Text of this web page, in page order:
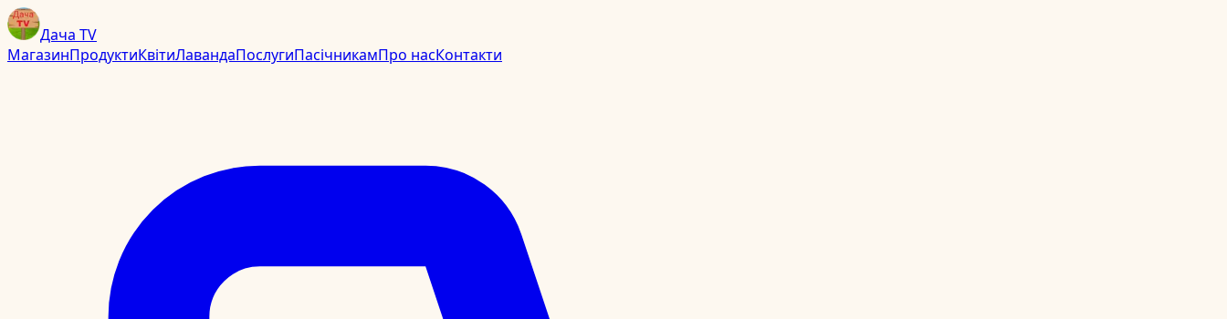
Дача TV
МагазинПродуктиКвітиЛавандаПослугиПасічникамПро насКонтакти